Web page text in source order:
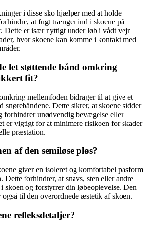
i disse sko hjælper med at holde
at fugt trænger ind i skoene på
Dette er især nyttigt under løb i vådt vejr
hvor skoene kan komme i kontakt med
let støttende bånd omkring
fit?
mellemfoden bidrager til at give et
snørebåndene. Dette sikrer, at skoene sidder
forhindrer unødvendig bevægelse eller
er vigtigt for at minimere risikoen for skader
præstation.
af den semiløse pløs?
giver en isoleret og komfortabel pasform
Dette forhindrer, at snavs, sten eller andre
skoen og forstyrrer din løbeoplevelse. Den
også til den overordnede æstetik af skoen.
refleksdetaljer?